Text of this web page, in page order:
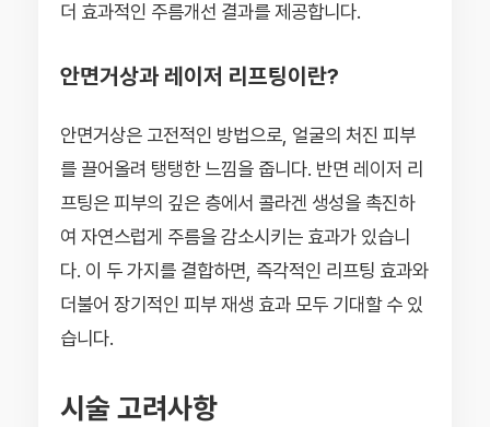
더 효과적인 주름개선 결과를 제공합니다.
안면거상과 레이저 리프팅이란?
안면거상은 고전적인 방법으로, 얼굴의 처진 피부
를 끌어올려 탱탱한 느낌을 줍니다. 반면 레이저 리
프팅은 피부의 깊은 층에서 콜라겐 생성을 촉진하
여 자연스럽게 주름을 감소시키는 효과가 있습니
다. 이 두 가지를 결합하면, 즉각적인 리프팅 효과와
더불어 장기적인 피부 재생 효과 모두 기대할 수 있
습니다.
시술 고려사항